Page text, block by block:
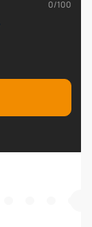
0/100